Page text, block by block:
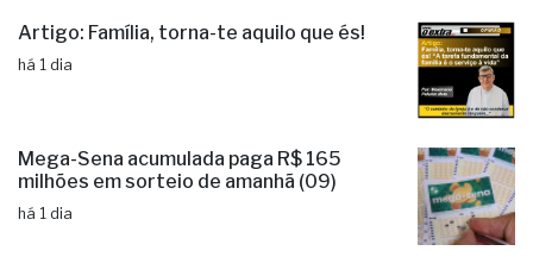
Artigo: Família, torna-te aquilo que és!
há 1 dia
Mega-Sena acumulada paga R$ 165
milhões em sorteio de amanhã (09)
há 1 dia